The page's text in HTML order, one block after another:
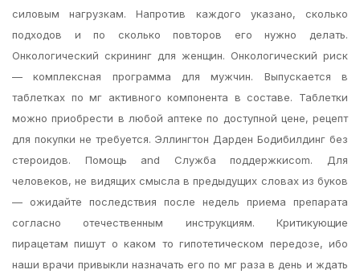
силовым нагрузкам. Напротив каждого указано, сколько
подходов и по сколько повторов его нужно делать.
Онкологический скрининг для женщин. Онкологический риск
— комплексная программа для мужчин. Выпускается в
таблетках по мг активного компонента в составе. Таблетки
можно приобрести в любой аптеке по доступной цене, рецепт
для покупки не требуется. Эллингтон Дарден Бодибилдинг без
стероидов. Помощь and Служба поддержкиcom. Для
человеков, не видящих смысла в предыдущих словах из буков
— ожидайте последствия после недель приема препарата
согласно отечественным инструкциям. Критикующие
пирацетам пишут о каком то гипотетическом передозе, ибо
наши врачи привыкли назначать его по мг раза в день и ждать